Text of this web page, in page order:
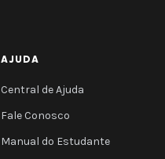
AJUDA
Central de Ajuda
Fale Conosco
Manual do Estudante